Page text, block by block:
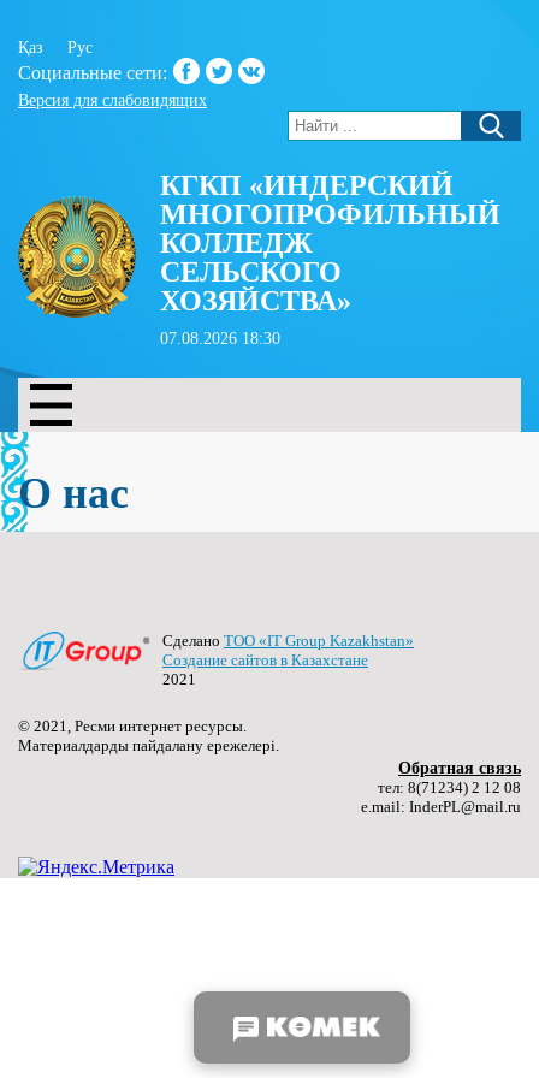
Қаз Рус
Социальные сети:
Версия для слабовидящих
КГКП «ИНДЕРСКИЙ
МНОГОПРОФИЛЬНЫЙ
КОЛЛЕДЖ
СЕЛЬСКОГО
ХОЗЯЙСТВА»
07.08.2026 18:30
О нас
Сделано ТОО «IT Group Kazakhstan»
Создание сайтов в Казахстане
2021
© 2021, Ресми интернет ресурсы.
Материалдарды пайдалану ережелері.
Обратная связь
тел: 8(71234) 2 12 08
e.mail: InderPL@mail.ru